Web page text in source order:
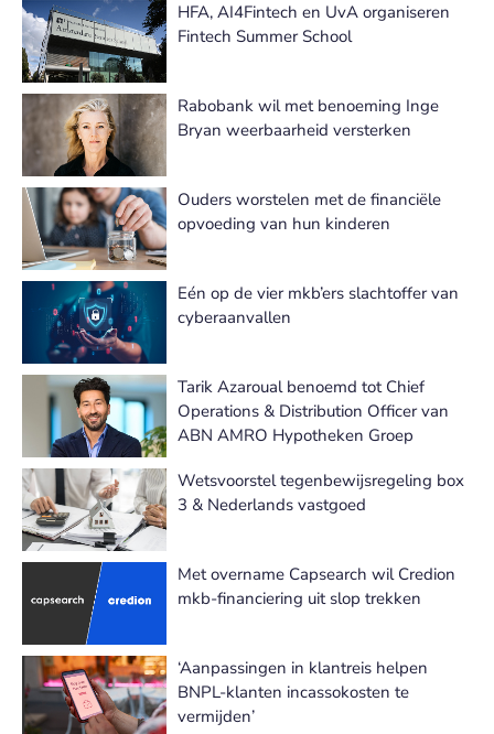
HFA, AI4Fintech en UvA organiseren
Fintech Summer School
Rabobank wil met benoeming Inge
Bryan weerbaarheid versterken
Ouders worstelen met de financiële
opvoeding van hun kinderen
Eén op de vier mkb’ers slachtoffer van
cyberaanvallen
Tarik Azaroual benoemd tot Chief
Operations & Distribution Officer van
ABN AMRO Hypotheken Groep
Wetsvoorstel tegenbewijsregeling box
3 & Nederlands vastgoed
Met overname Capsearch wil Credion
mkb-financiering uit slop trekken
‘Aanpassingen in klantreis helpen
BNPL-klanten incassokosten te
vermijden’